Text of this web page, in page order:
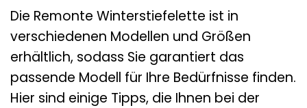
Die Remonte Winterstiefelette ist in
verschiedenen Modellen und Größen
erhältlich, sodass Sie garantiert das
passende Modell für Ihre Bedürfnisse finden.
Hier sind einige Tipps, die Ihnen bei der